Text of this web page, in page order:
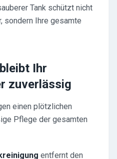
Tank schützt nicht
sondern Ihre gesamte
Ihr
zuverlässig
einen plötzlichen
Pflege der gesamten
entfernt den